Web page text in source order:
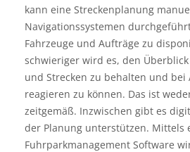
kann eine Streckenplanung
Navigationssystemen
Fahrzeuge und Aufträge zu
schwieriger wird es, den
und Strecken zu behalten und bei
reagieren zu können. Das ist
zeitgemäß. Inzwischen gibt es
der Planung unterstützen. Mittels
Fuhrparkmanagement Software